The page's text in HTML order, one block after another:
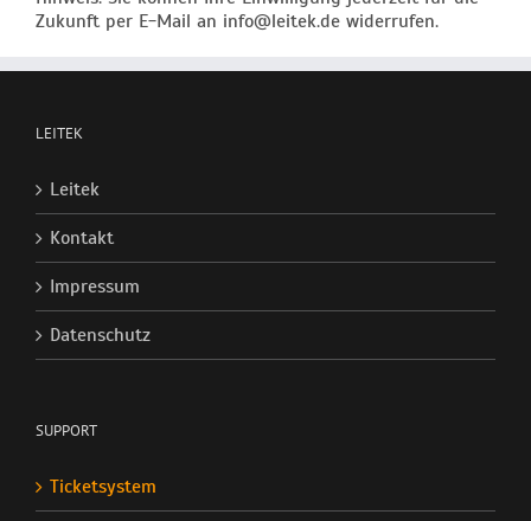
Zukunft per E-Mail an info@leitek.de widerrufen.
LEITEK
Leitek
Kontakt
Impressum
Datenschutz
SUPPORT
Ticketsystem